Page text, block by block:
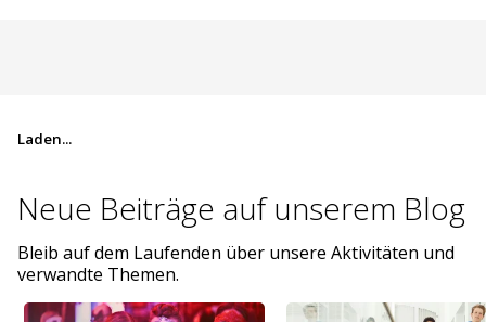
Laden...
Neue Beiträge aufunserem Blog
Bleib auf dem Laufenden über unsere Aktivitäten und
verwandte Themen.